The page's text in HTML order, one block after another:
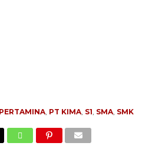
PERTAMINA, PT KIMA, S1, SMA, SMK